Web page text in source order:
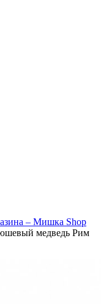
– Мишка Shop
медведь Рим